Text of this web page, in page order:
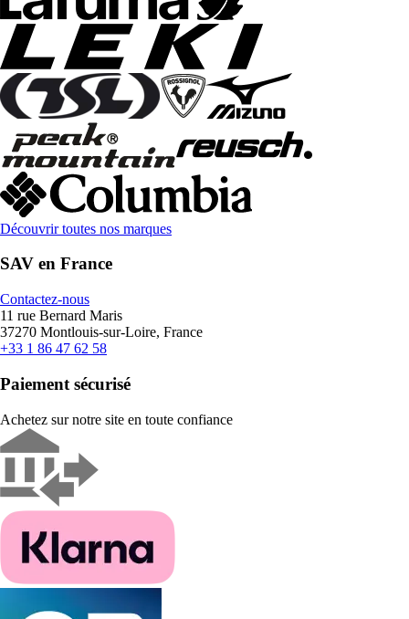
Découvrir toutes nos marques
SAV en France
Contactez-nous
11 rue Bernard Maris
37270 Montlouis-sur-Loire, France
+33 1 86 47 62 58
Paiement sécurisé
Achetez sur notre site en toute confiance